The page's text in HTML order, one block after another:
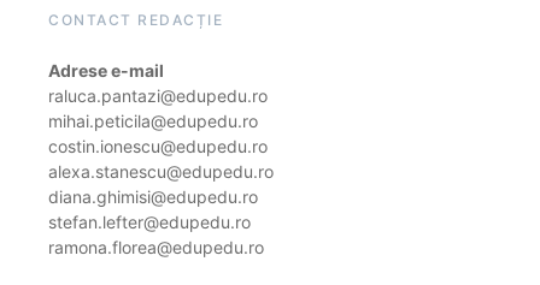
CONTACT REDACȚIE
Adrese e-mail
raluca.pantazi@edupedu.ro
mihai.peticila@edupedu.ro
costin.ionescu@edupedu.ro
alexa.stanescu@edupedu.ro
diana.ghimisi@edupedu.ro
stefan.lefter@edupedu.ro
ramona.florea@edupedu.ro